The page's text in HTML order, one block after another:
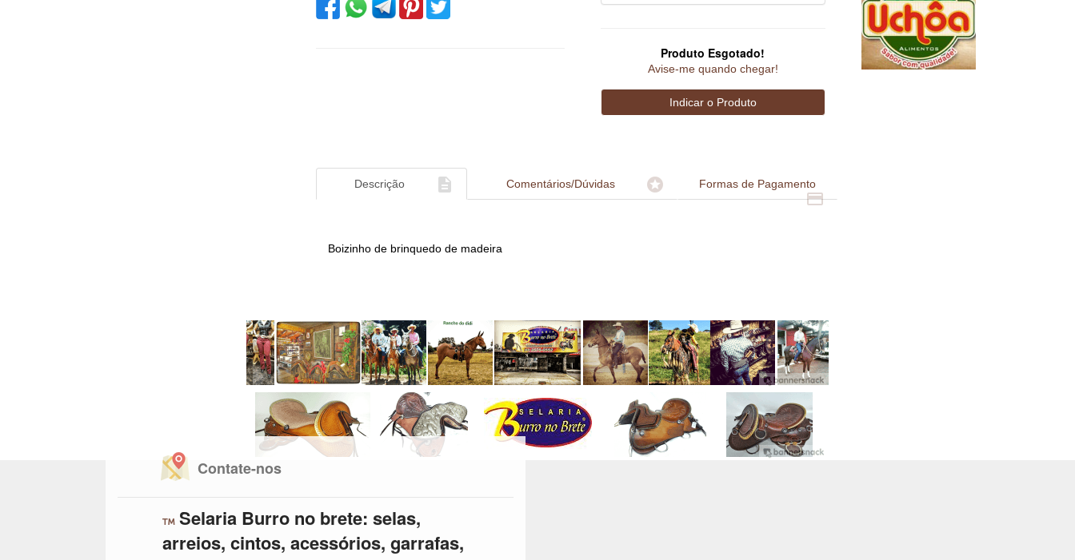
Produto Esgotado!
Avise-me quando chegar!
Descrição  Comentários/Dúvidas  Formas de Pagamento

Boizinho de brinquedo de madeira
Selaria Burro no brete: selas,